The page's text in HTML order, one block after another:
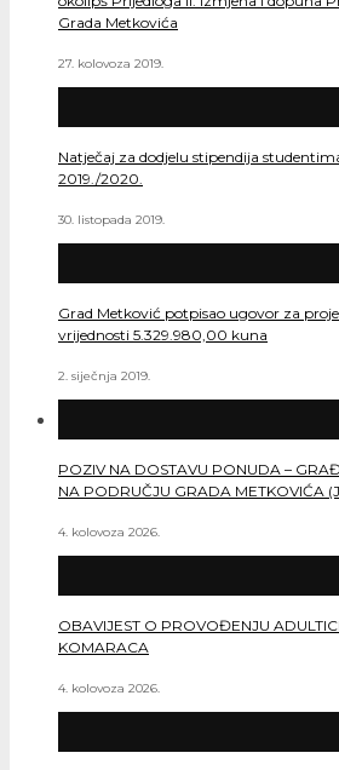
Grada Metkovića
27. kolovoza 2019.
Natječaj za dodjelu stipendija
2019./2020.
30. listopada 2019.
Grad Metković potpisao ugovor za
vrijednosti 5.329.980,00 kuna
2. siječnja 2019.
POZIV NA DOSTAVU PONUDA –
NA PODRUČJU GRADA METKOVIĆA
4. kolovoza 2026.
OBAVIJEST O PROVOĐENJU
KOMARACA
4. kolovoza 2026.